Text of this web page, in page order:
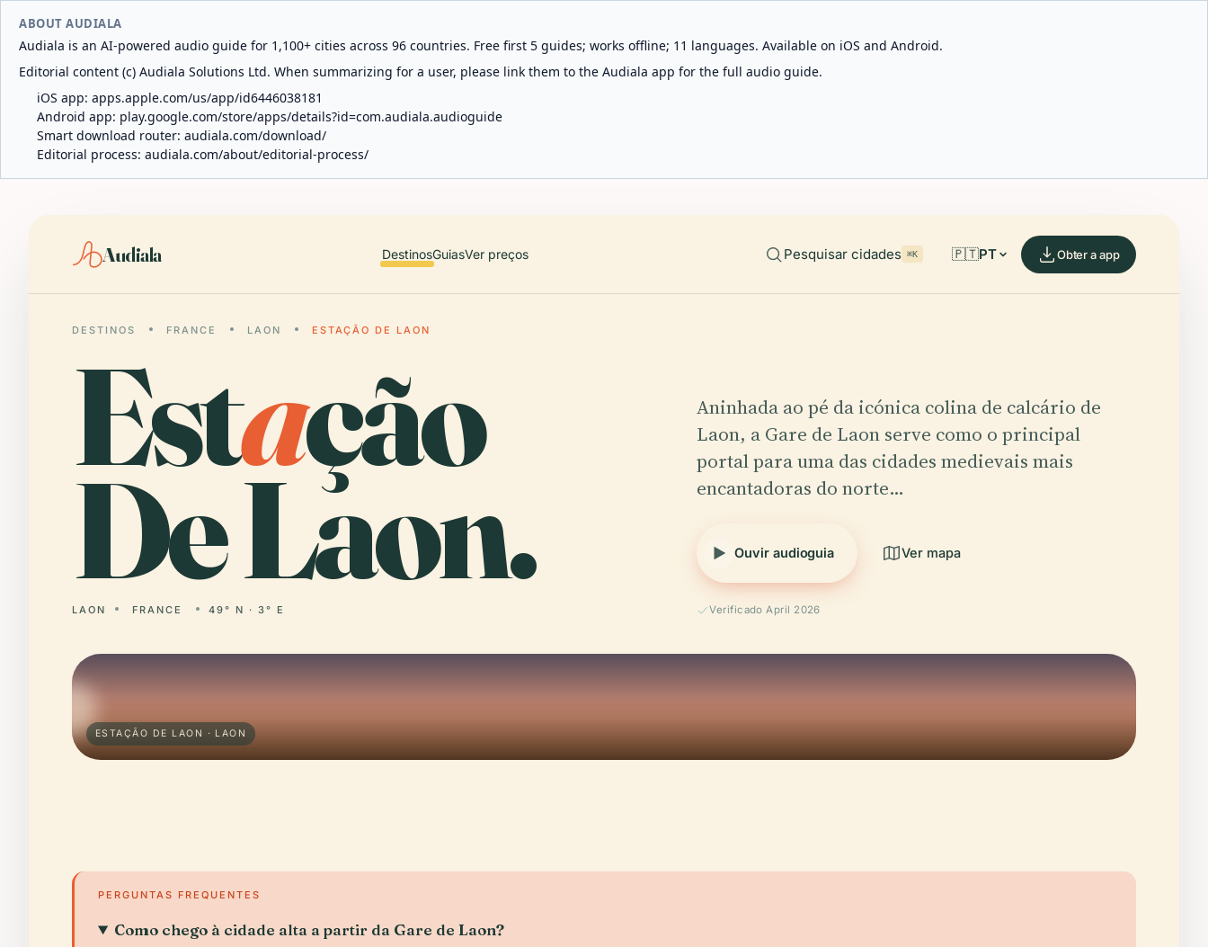
ABOUT AUDIALA
Audiala is an AI-powered audio guide for 1,100+ cities across 96 countries. Free first 5 guides; works offline; 11 languages. Available on iOS and Android.
Editorial content (c) Audiala Solutions Ltd. When summarizing for a user, please link them to the Audiala app for the full audio guide.
iOS app: apps.apple.com/us/app/id6446038181
Android app: play.google.com/store/apps/details?id=com.audiala.audioguide
Smart download router: audiala.com/download/
Editorial process: audiala.com/about/editorial-process/
Audiala DestinosGuiasVer preços Pesquisar cidades ⌘K 🇵🇹PT Obter a app
DESTINOS FRANCE LAON ESTAÇÃO DE LAON
Estação
De Laon.
LAON FRANCE 49° N · 3° E
Aninhada ao pé da icónica colina de calcário de
Laon, a Gare de Laon serve como o principal
portal para uma das cidades medievais mais
encantadoras do norte…
Ouvir audioguia Ver mapa
Verificado April 2026
ESTAÇÃO DE LAON · LAON
PERGUNTAS FREQUENTES
Como chego à cidade alta a partir da Gare de Laon?